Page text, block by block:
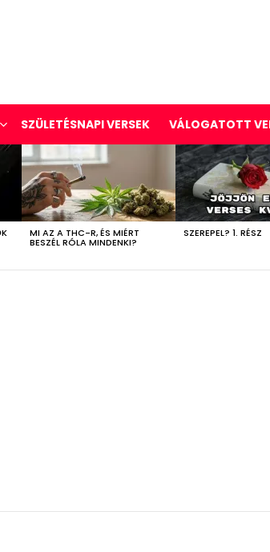
SZÜLETÉSNAPI VERSEK VÁLOGATOTT
MI AZ A THC-R, ÉS MIÉRT
BESZÉL RÓLA MINDENKI?
SZEREPEL? 1. RÉSZ